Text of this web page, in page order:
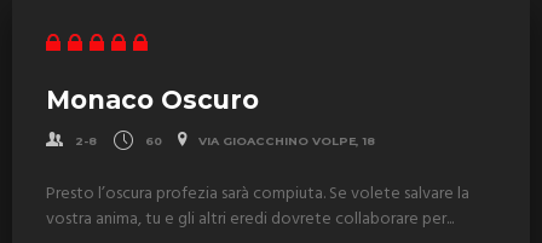
Monaco Oscuro
2-8 60 VIA GIOACCHINO VOLPE, 18
Presto l’oscura profezia sarà compiuta. Se volete salvare la
vostra anima, tu e gli altri eredi dovrete collaborare per...